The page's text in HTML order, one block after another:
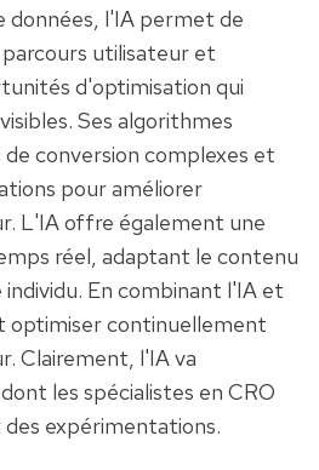
données, l'IA permet de
utilisateur et
d'optimisation qui
Ses algorithmes
conversion complexes et
pour améliorer
L'IA offre également une
réel, adaptant le contenu
En combinant l'IA et
optimiser continuellement
Clairement, l'IA va
les spécialistes en CRO
expérimentations.